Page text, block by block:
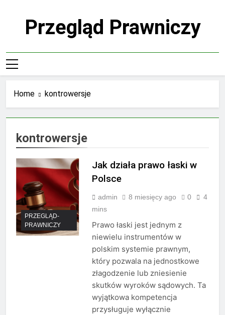
Przegląd Prawniczy
Home kontrowersje
kontrowersje
PRZEGLĄD-
PRAWNICZY
Jak działa prawo łaski w
Polsce
admin 8 miesięcy ago 0
4
mins
Prawo łaski jest jednym z
niewielu instrumentów w
polskim systemie prawnym,
który pozwala na jednostkowe
złagodzenie lub zniesienie
skutków wyroków sądowych. Ta
wyjątkowa kompetencja
przysługuje wyłącznie